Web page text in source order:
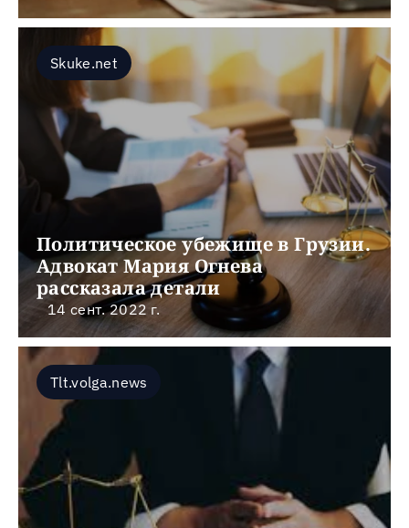
Skuke.net
Политическое убежище в Грузии.
Адвокат Мария Огнева
рассказала детали
14 сент. 2022 г.
Tlt.volga.news